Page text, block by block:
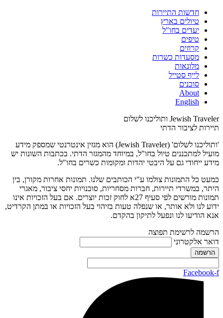
חדשות התיירות
טיולים בארץ
יעדים בחו"ל
טיפים
קרוזים
מסעדות כשרות
מלונאות
לייף סטייל
סוכנים
About
English
Jewish Traveler ותוליכנו לשלום
תיירות לציבור הדתי
'ותוליכנו לשלום' (Jewish Traveler) הוא מגזין אינטרנטי שמספק מידע
מועיל למתכננים טיול בחו"ל, במיוחד מהמגזר הדתי. בכתבות השונות יש
מידע ייחודי גם על היבטי יהדות ומקומות כשרים בחו"ל.
כמעט כל התמונות צולמו ע"י הכותבים שלנו. תמונות אחרות מקורן, בין
היתר, במשרדי תיירות, חברות מסחריות, סוכנויות יחסי ציבור, מאגרי
תמונות מורשים לפי סעיף 27א לחוק זכות יוצרים. אם בעל הזכויות אינו
ידוע לנו ולא אותר, או שנפלה טעות בזיהוי בעל הזכויות או במתן הקרדיט,
אנא הודיעו לנו ונפעל לתיקון בהקדם.
הרשמה לרשימת תפוצה
דואר אלקטרוני
Facebook-f